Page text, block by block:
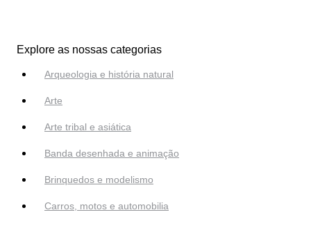
Explore as nossas categorias
Arqueologia e história natural
Arte
Arte tribal e asiática
Banda desenhada e animação
Brinquedos e modelismo
Carros, motos e automobilia